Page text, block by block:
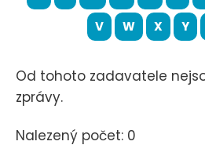
V
W X Y
Od tohoto zadavatele
zprávy.
Nalezený počet: 0